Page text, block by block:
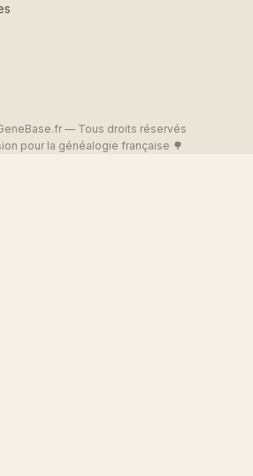
— Tous droits réservés
pour la généalogie française 🌳